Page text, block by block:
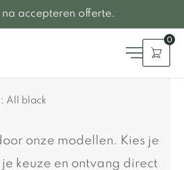
accepteren offerte.
0
All black
onze modellen. Kies je
keuze en ontvang direct